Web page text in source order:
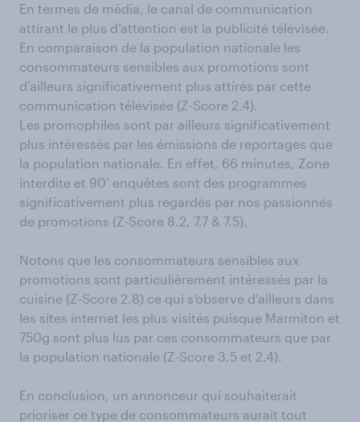
En termes de média, le canal de communication
attirant le plus d’attention est la publicité télévisée.
En comparaison de la population nationale les
consommateurs sensibles aux promotions sont
d’ailleurs significativement plus attirés par cette
communication télévisée (Z-Score 2.4).
Les promophiles sont par ailleurs significativement
plus intéressés par les émissions de reportages que
la population nationale. En effet, 66 minutes, Zone
interdite et 90’ enquêtes sont des programmes
significativement plus regardés par nos passionnés
de promotions (Z-Score 8.2, 7.7 & 7.5).
Notons que les consommateurs sensibles aux
promotions sont particulièrement intéressés par la
cuisine (Z-Score 2.8) ce qui s’observe d’ailleurs dans
les sites internet les plus visités puisque Marmiton et
750g sont plus lus par ces consommateurs que par
la population nationale (Z-Score 3.5 et 2.4).
En conclusion, un annonceur qui souhaiterait
prioriser ce type de consommateurs aurait tout